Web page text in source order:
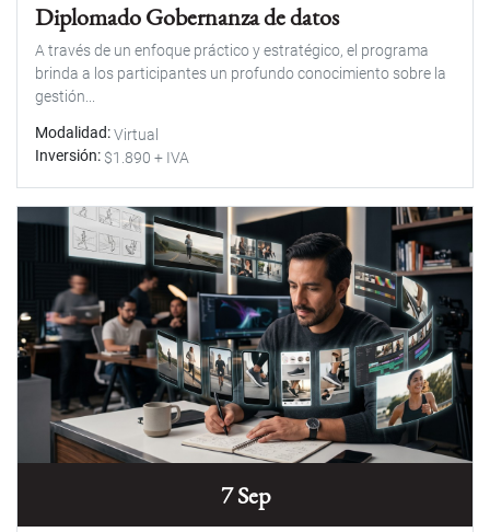
Diplomado Gobernanza de datos
A través de un enfoque práctico y estratégico, el programa
brinda a los participantes un profundo conocimiento sobre la
gestión...
Modalidad Virtual
Inversión $1.890 + IVA
7 Sep